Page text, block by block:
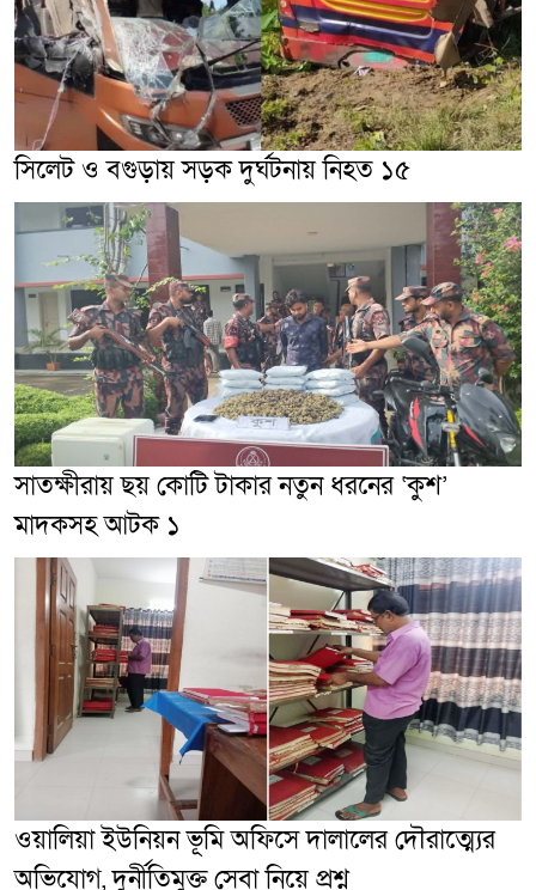
সিলেট ও বগুড়ায় সড়ক দুর্ঘটনায় নিহত ১৫
সাতক্ষীরায় ছয় কোটি টাকার নতুন ধরনের ‘কুশ’
মাদকসহ আটক ১
ওয়ালিয়া ইউনিয়ন ভূমি অফিসে দালালের দৌরাত্ম্যের
অভিযোগ, দুর্নীতিমুক্ত সেবা নিয়ে প্রশ্ন